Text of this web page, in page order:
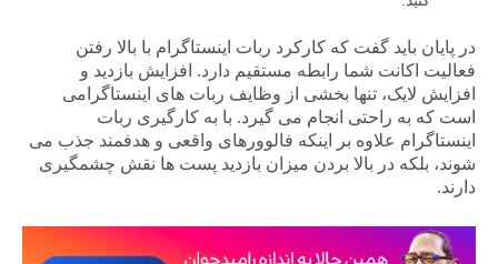
در پایان باید گفت که کارکرد ربات اینستاگرام با بالا رفتن
فعالیت اکانت شما رابطه مستقیم دارد. افزایش بازدید و
افزایش لایک، تنها بخشی از وظایف ربات های اینستاگرامی
است که به راحتی انجام می گیرد. با به کارگیری ربات
اینستاگرام علاوه بر اینکه فالوورهای واقعی و هدفمند جذب می
شوند، بلکه در بالا بردن میزان بازدید پست ها نقش چشمگیری
دارند.